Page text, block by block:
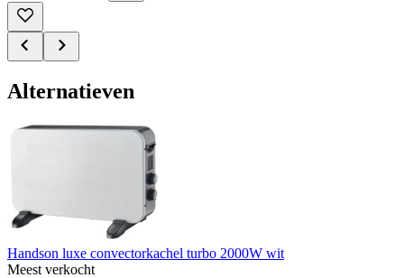
Alternatieven
Handson luxe convectorkachel turbo 2000W wit
Meest verkocht